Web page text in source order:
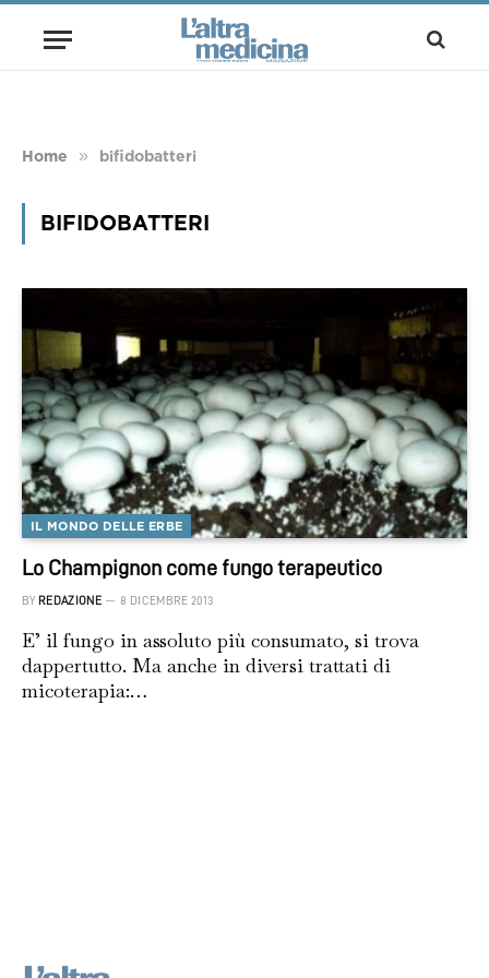
Home » bifidobatteri
BIFIDOBATTERI
IL MONDO DELLE ERBE
Lo Champignon come fungo terapeutico
BY REDAZIONE 8 DICEMBRE 2013
E’ il fungo in assoluto più consumato, si trova
dappertutto. Ma anche in diversi trattati di
micoterapia:…